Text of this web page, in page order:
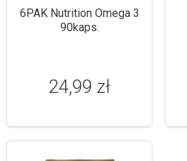
6PAK Nutrition Omega 3
90kaps.
24,99 zł